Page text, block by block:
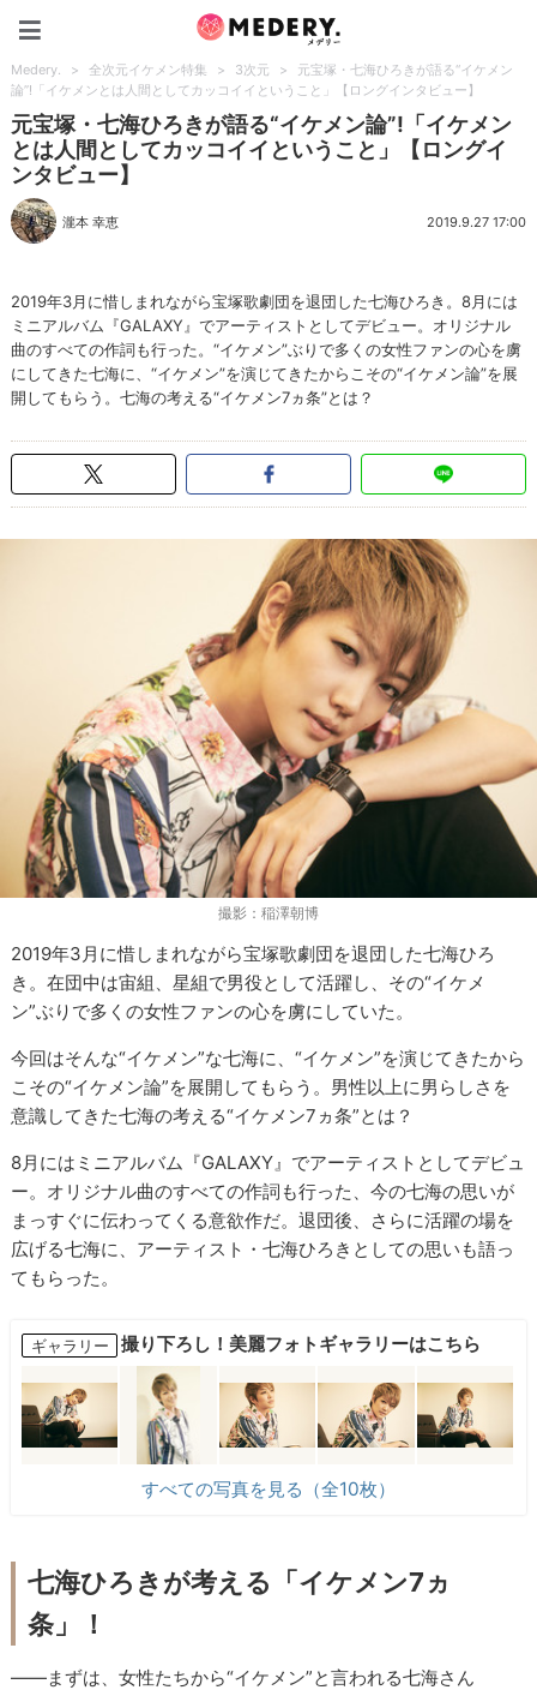
Medery. > 全次元イケメン特集 > 3次元 >
元宝塚・七海ひろきが語る“イケメン
論”!「イケメンとは人間としてカッコイイということ」【ロングインタビュー】
元宝塚・七海ひろきが語る“イケメン論”!「イケメン
とは人間としてカッコイイということ」【ロングイ
ンタビュー】
瀧本 幸恵 2019.9.27 17:00
2019年3月に惜しまれながら宝塚歌劇団を退団した七海ひろき。8月には
ミニアルバム『GALAXY』でアーティストとしてデビュー。オリジナル
曲のすべての作詞も行った。“イケメン”ぶりで多くの女性ファンの心を虜
にしてきた七海に、“イケメン”を演じてきたからこその“イケメン論”を展
開してもらう。七海の考える“イケメン7ヵ条”とは？
撮影：稲澤朝博
2019年3月に惜しまれながら宝塚歌劇団を退団した七海ひろ
き。在団中は宙組、星組で男役として活躍し、その“イケメ
ン”ぶりで多くの女性ファンの心を虜にしていた。
今回はそんな“イケメン”な七海に、“イケメン”を演じてきたから
こその“イケメン論”を展開してもらう。男性以上に男らしさを
意識してきた七海の考える“イケメン7ヵ条”とは？
8月にはミニアルバム『GALAXY』でアーティストとしてデビュ
ー。オリジナル曲のすべての作詞も行った、今の七海の思いが
まっすぐに伝わってくる意欲作だ。退団後、さらに活躍の場を
広げる七海に、アーティスト・七海ひろきとしての思いも語っ
てもらった。
ギャラリー 撮り下ろし！美麗フォトギャラリーはこちら
すべての写真を見る（全10枚）
七海ひろきが考える「イケメン7ヵ
条」！
――まずは、女性たちから“イケメン”と言われる七海さん